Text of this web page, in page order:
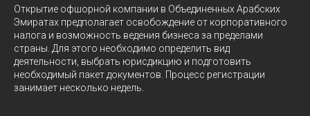
Открытие офшорной компании в Объединенных Арабских
Эмиратах предполагает освобождение от корпоративного
налога и возможность ведения бизнеса за пределами
страны. Для этого необходимо определить вид
деятельности, выбрать юрисдикцию и подготовить
необходимый пакет документов. Процесс регистрации
занимает несколько недель.